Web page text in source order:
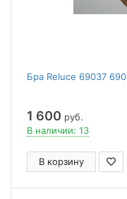
Бра Reluce 69037
1 600 руб.
В наличии: 13
В корзину